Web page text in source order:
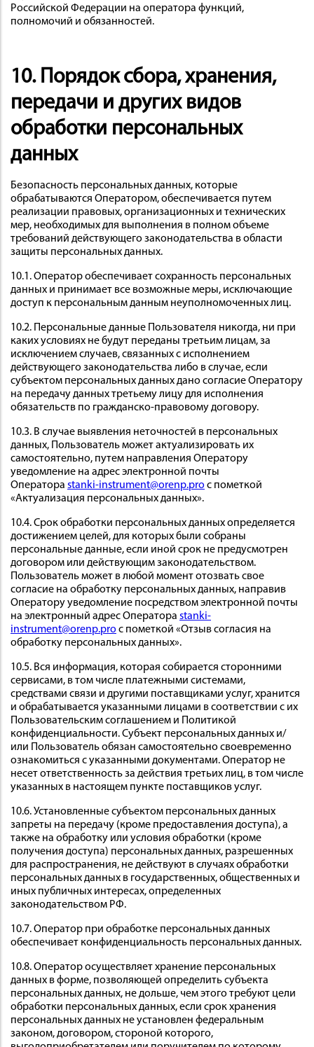
Российской Федерации на оператора функций,
полномочий и обязанностей.
10. Порядок сбора, хранения,
передачи и других видов
обработки персональных
данных
Безопасность персональных данных, которые
обрабатываются Оператором, обеспечивается путем
реализации правовых, организационных и технических
мер, необходимых для выполнения в полном объеме
требований действующего законодательства в области
защиты персональных данных.
10.1. Оператор обеспечивает сохранность персональных
данных и принимает все возможные меры, исключающие
доступ к персональным данным неуполномоченных лиц.
10.2. Персональные данные Пользователя никогда, ни при
каких условиях не будут переданы третьим лицам, за
исключением случаев, связанных с исполнением
действующего законодательства либо в случае, если
субъектом персональных данных дано согласие Оператору
на передачу данных третьему лицу для исполнения
обязательств по гражданско-правовому договору.
10.3. В случае выявления неточностей в персональных
данных, Пользователь может актуализировать их
самостоятельно, путем направления Оператору
уведомление на адрес электронной почты
Оператора stanki-instrument@orenp.proс пометкой
«Актуализация персональных данных».
10.4. Срок обработки персональных данных определяется
достижением целей, для которых были собраны
персональные данные, если иной срок не предусмотрен
договором или действующим законодательством.
Пользователь может в любой момент отозвать свое
согласие на обработку персональных данных, направив
Оператору уведомление посредством электронной почты
на электронный адрес Оператора stanki-
instrument@orenp.proс пометкой «Отзыв согласия на
обработку персональных данных».
10.5. Вся информация, которая собирается сторонними
сервисами, в том числе платежными системами,
средствами связи и другими поставщиками услуг, хранится
и обрабатывается указанными лицами в соответствии с их
Пользовательским соглашением и Политикой
конфиденциальности. Субъект персональных данных и/
или Пользователь обязан самостоятельно своевременно
ознакомиться с указанными документами. Оператор не
несет ответственность за действия третьих лиц, в том числе
указанных в настоящем пункте поставщиков услуг.
10.6. Установленные субъектом персональных данных
запреты на передачу (кроме предоставления доступа), а
также на обработку или условия обработки (кроме
получения доступа) персональных данных, разрешенных
для распространения, не действуют в случаях обработки
персональных данных в государственных, общественных и
иных публичных интересах, определенных
законодательством РФ.
10.7. Оператор при обработке персональных данных
обеспечивает конфиденциальность персональных данных.
10.8. Оператор осуществляет хранение персональных
данных в форме, позволяющей определить субъекта
персональных данных, не дольше, чем этого требуют цели
обработки персональных данных, если срок хранения
персональных данных не установлен федеральным
законом, договором, стороной которого,